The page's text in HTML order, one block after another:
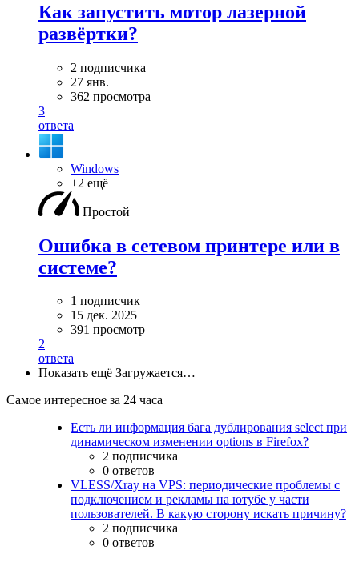
Как запустить мотор лазерной
развёртки?
2 подписчика
27 янв.
362 просмотра
3
ответа
Windows
+2 ещё
Простой
Ошибка в сетевом принтере или в
системе?
1 подписчик
15 дек. 2025
391 просмотр
2
ответа
Показать ещё Загружается…
Самое интересное за 24 часа
Есть ли информация бага дублирования select при
динамическом изменении options в Firefox?
2 подписчика
0 ответов
VLESS/Xray на VPS: периодические проблемы с
подключением и рекламы на ютубе у части
пользователей. В какую сторону искать причину?
2 подписчика
0 ответов